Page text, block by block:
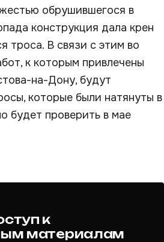
обрушившегося в
конструкция дала крен
троса. В связи с этим во
к которым привлечены
на-Дону, будут
которые были натянуты в
будет проверить в мае
к
материалам